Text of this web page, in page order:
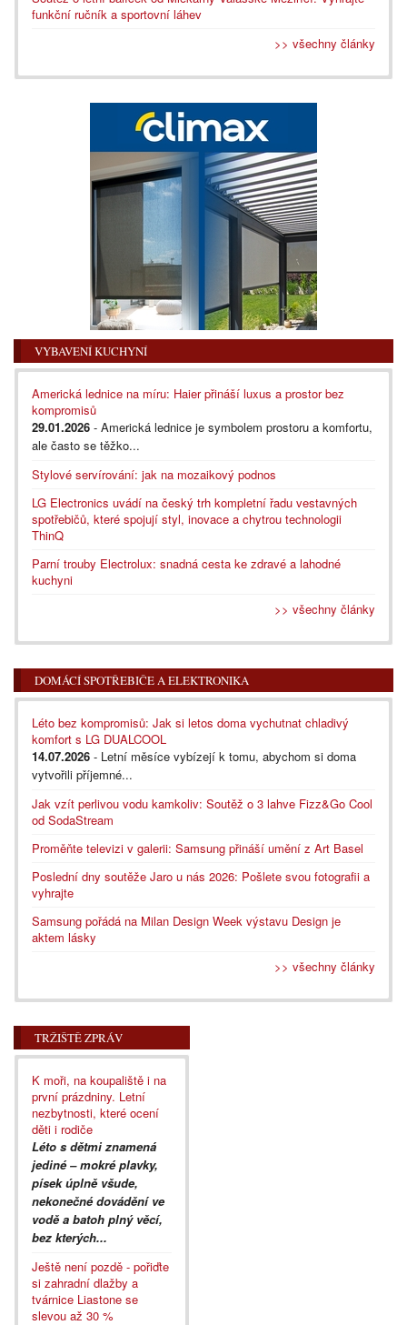
funkční ručník a sportovní láhev
>> všechny články
VYBAVENÍ KUCHYNÍ
Americká lednice na míru: Haier přináší luxus a prostor bez
kompromisů
29.01.2026 - Americká lednice je symbolem prostoru a komfortu,
ale často se těžko...
Stylové servírování: jak na mozaikový podnos
LG Electronics uvádí na český trh kompletní řadu vestavných
spotřebičů, které spojují styl, inovace a chytrou technologii
ThinQ
Parní trouby Electrolux: snadná cesta ke zdravé a lahodné
kuchyni
>> všechny články
DOMÁCÍ SPOTŘEBIČE A ELEKTRONIKA
Léto bez kompromisů: Jak si letos doma vychutnat chladivý
komfort s LG DUALCOOL
14.07.2026 - Letní měsíce vybízejí k tomu, abychom si doma
vytvořili příjemné...
Jak vzít perlivou vodu kamkoliv: Soutěž o 3 lahve Fizz&Go Cool
od SodaStream
Proměňte televizi v galerii: Samsung přináší umění z Art Basel
Poslední dny soutěže Jaro u nás 2026: Pošlete svou fotografii a
vyhrajte
Samsung pořádá na Milan Design Week výstavu Design je
aktem lásky
>> všechny články
TRŽIŠTĚ ZPRÁV
K moři, na koupaliště i na
první prázdniny. Letní
nezbytnosti, které ocení
děti i rodiče
Léto s dětmi znamená
jediné – mokré plavky,
písek úplně všude,
nekonečné dovádění ve
vodě a batoh plný věcí,
bez kterých...
Ještě není pozdě - pořiďte
si zahradní dlažby a
tvárnice Liastone se
slevou až 30 %